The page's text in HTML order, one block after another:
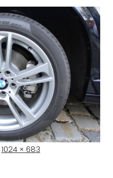
Full
1024 × 683